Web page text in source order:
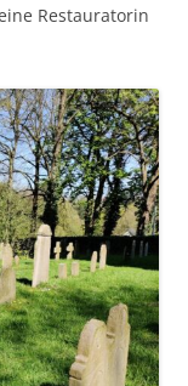
Restauratorin